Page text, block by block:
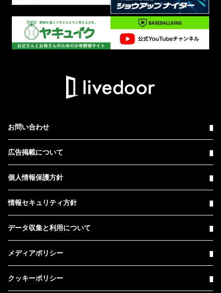
お問い合わせ
広告掲載について
個人情報保護方針
情報セキュリティ方針
データ収集と利用について
メディアポリシー
クッキーポリシー